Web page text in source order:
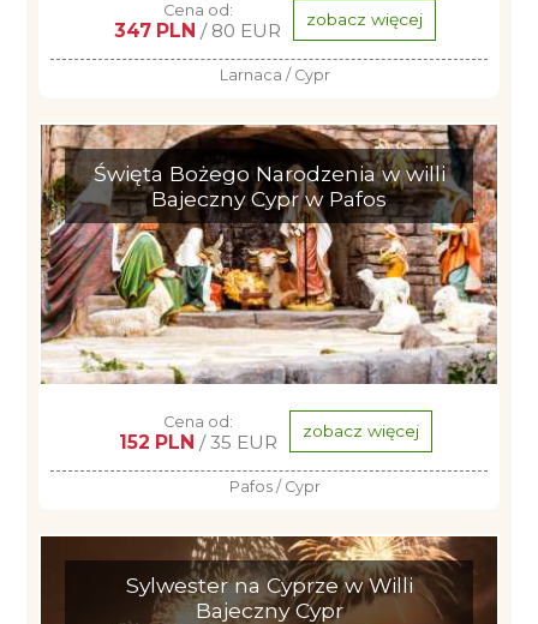
Cena od:
347 PLN / 80 EUR zobacz więcej
Larnaca / Cypr
Święta Bożego Narodzenia w willi
Bajeczny Cypr w Pafos
Cena od:
152 PLN / 35 EUR zobacz więcej
Pafos / Cypr
Sylwester na Cyprze w Willi
Bajeczny Cypr